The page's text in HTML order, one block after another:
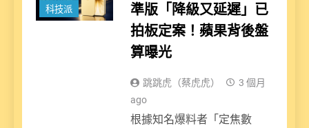
科技派
準版「降級又延遲」已
拍板定案！蘋果背後盤
算曝光
跳跳虎（蔡虎虎）
3 個月
ago
根據知名爆料者「定焦數